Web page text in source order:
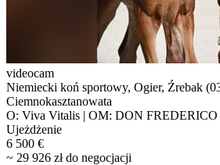
videocam
Niemiecki koń sportowy, Ogier, Źrebak
Ciemnokasztanowata
O: Viva Vitalis | OM: DON
Ujeżdżenie
6 500 €
~ 29 926 zł do negocjacji